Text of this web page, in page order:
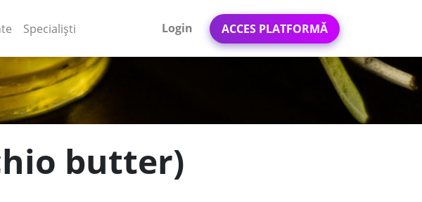
Specialiști Login ACCES PLATFORMĂ
butter)